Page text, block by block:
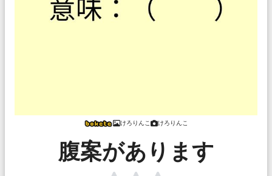
けろりんこ けろりんこ
腹案があります